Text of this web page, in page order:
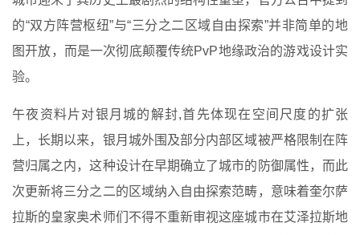
的“双方阵营枢纽”与“三分之二区域自由探索”并非简单的地
图开放，而是一次彻底颠覆传统PvP地缘政治的游戏设计实
验。
午夜资料片对银月城的解封,首先体现在空间尺度的扩张
上，长期以来，银月城外围及部分内部区域被严格限制在阵
营归属之内，这种设计在早期确立了城市的防御属性，而此
次更新将三分之二的区域纳入自由探索范畴，意味着奎尔萨
拉斯的皇家奥术师们不得不重新审视这座城市在艾泽拉斯地